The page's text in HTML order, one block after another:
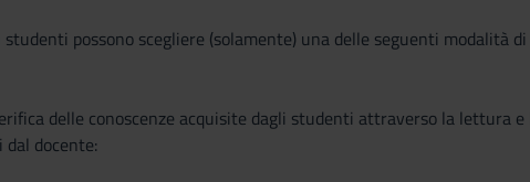
possono scegliere (solamente) una delle seguenti modalità
delle conoscenze acquisite dagli studenti attraverso la lettura
docente: